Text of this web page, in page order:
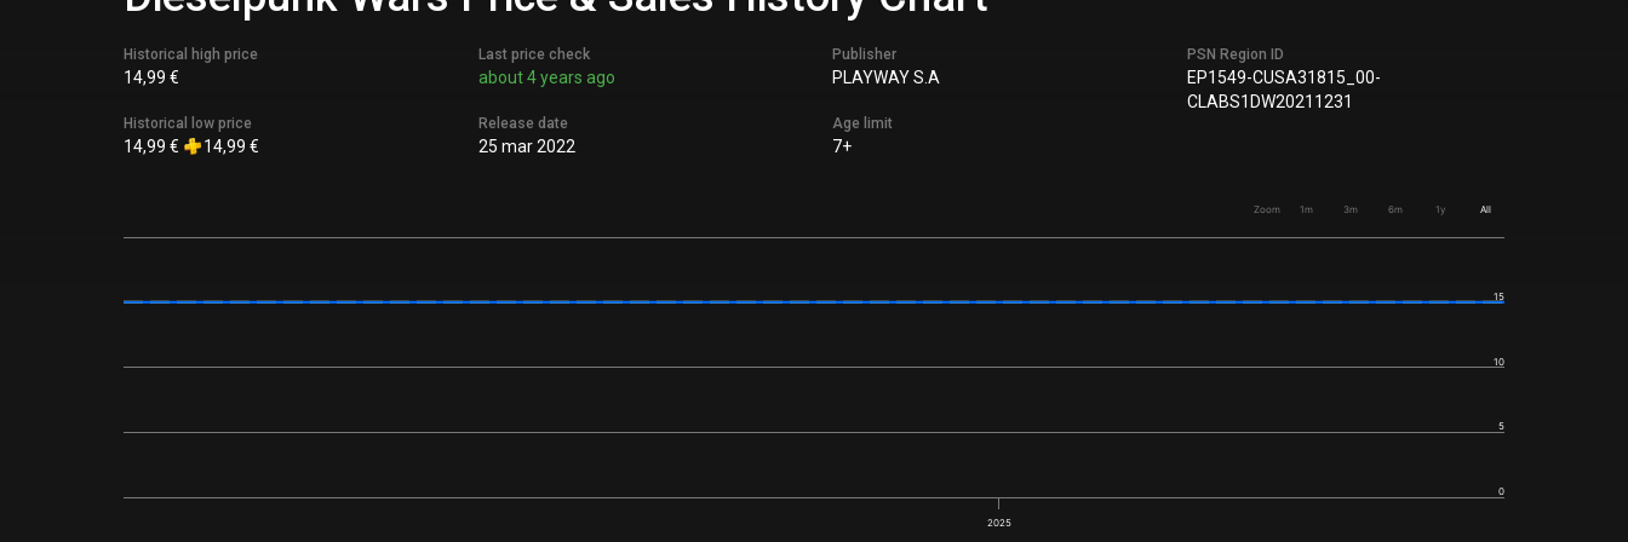
Historical high price
14,99 €
Historical low price
14,99 € 14,99 €
Last price check
about 4 years ago
Release date
25 mar 2022
Publisher
PLAYWAY S.A
Age limit
7+
PSN Region ID
EP1549-CUSA31815_00-
CLABS1DW20211231
Zoom 1m 3m 6m 1y All
2025
0
5
10
15